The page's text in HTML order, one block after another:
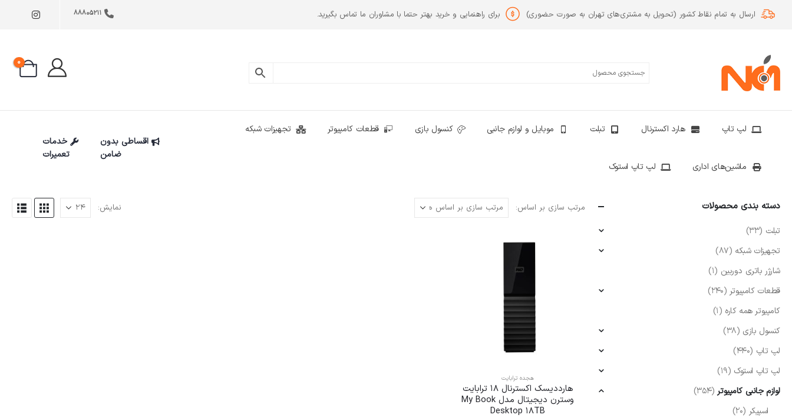
ارسال به تمام نقاط کشور (تحویل به مشتری‌های تهران به صورت حضوری) برای راهنمایی و خرید بهتر حتما با مشاوران ما تماس بگیرید. 88805211
0
لپ تاپ هارد اکسترنال تبلت موبایل و لوازم جانبی کنسول بازی قطعات کامپیوتر تجهیزات شبکه
ماشین‌های اداری لپ تاپ استوک
اقساطی بدون
ضامن
خدمات
تعمیرات
مرتب سازی بر اساس: نمایش:
هجده ترابایت
هارددیسک اکسترنال 18 ترابایت
وسترن دیجیتال مدل My Book
Desktop 18TB
دسته بندی محصولات
تبلت (33)
تجهیزات شبکه (87)
شارژر باتری دوربین (1)
قطعات کامپیوتر (240)
کامپیوتر همه کاره (1)
کنسول بازی (38)
لپ تاپ (440)
لپ تاپ استوک (19)
لوازم جانبی کامپیوتر (354)
اسپیکر (20)